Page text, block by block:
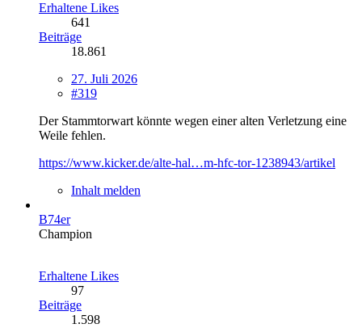
Erhaltene Likes
641
Beiträge
18.861
27. Juli 2026
#319
Der Stammtorwart könnte wegen einer alten Verletzung eine
Weile fehlen.
https://www.kicker.de/alte-hal…m-hfc-tor-1238943/artikel
Inhalt melden
B74er
Champion
Erhaltene Likes
97
Beiträge
1.598